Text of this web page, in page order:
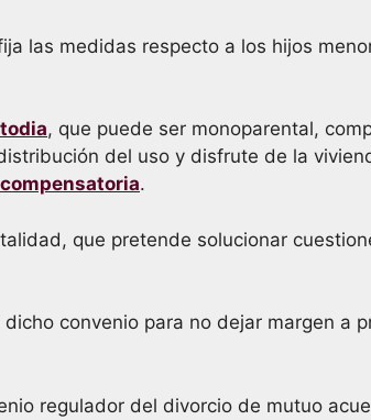
las medidas respecto a los hijos
, que puede ser monoparental,
del uso y disfrute de la
.
que pretende solucionar
convenio para no dejar margen a
regulador del divorcio de mutuo